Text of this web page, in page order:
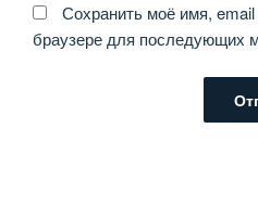
Сохранить моё имя,
браузере для последующих